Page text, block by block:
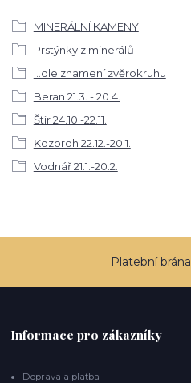
MINERÁLNÍ KAMENY
Prstýnky z minerálů
...dle znamení zvěrokruhu
Beran 21.3. - 20.4.
Štír 24.10.-22.11.
Kozoroh 22.12.-20.1.
Vodnář 21.1.-20.2.
Platební brána
Informace pro zákazníky
Doprava a platba